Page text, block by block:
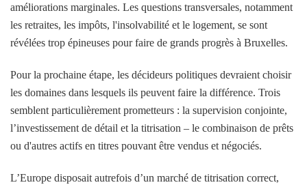
améliorations marginales. Les questions transversales, notamment
les retraites, les impôts, l'insolvabilité et le logement, se sont
révélées trop épineuses pour faire de grands progrès à Bruxelles.
Pour la prochaine étape, les décideurs politiques devraient choisir
les domaines dans lesquels ils peuvent faire la différence. Trois
semblent particulièrement prometteurs : la supervision conjointe,
l’investissement de détail et la titrisation – le combinaison de prêts
ou d'autres actifs en titres pouvant être vendus et négociés.
L’Europe disposait autrefois d’un marché de titrisation correct,